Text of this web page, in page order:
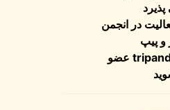
در انجمن
عضو